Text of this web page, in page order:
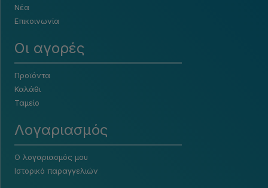
Νέα
Επικοινωνία
Οι αγορές
Προϊόντα
Καλάθι
Ταμείο
Λογαριασμός
Ο λογαριασμός μου
Ιστορικό παραγγελιών